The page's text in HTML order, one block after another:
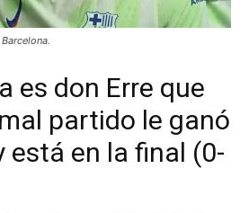
es don Erre que
partido le ganó
está en la final (0-